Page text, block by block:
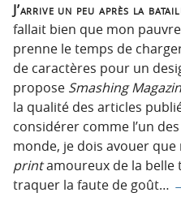
J’arrive un peu après la
fallait bien que mon pauvre
prenne le temps de
de caractères pour un
propose Smashing
la qualité des articles
considérer comme l’un
monde, je dois avouer
printamoureux de la belle
traquer la faute de goût…